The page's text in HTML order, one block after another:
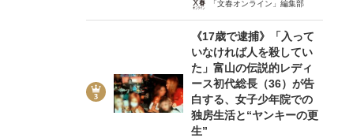
「文春オンライン」編集部
《17歳で逮捕》「入って
いなければ人を殺してい
た」富山の伝説的レディ
ース初代総長（36）が告
白する、女子少年院での
独房生活と“ヤンキーの更
生”